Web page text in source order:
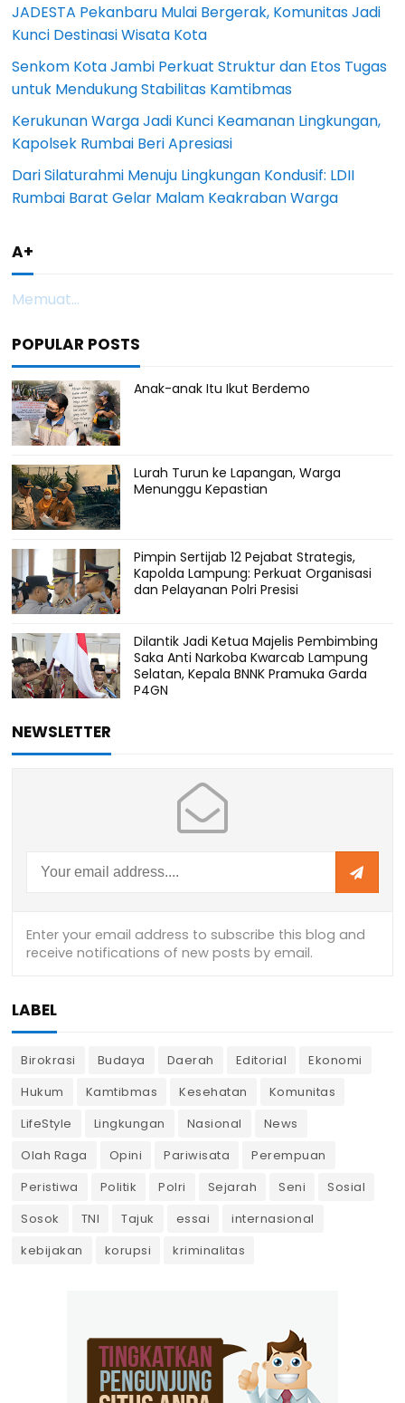
JADESTA Pekanbaru Mulai Bergerak, Komunitas Jadi
Kunci Destinasi Wisata Kota
Senkom Kota Jambi Perkuat Struktur dan Etos Tugas
untuk Mendukung Stabilitas Kamtibmas
Kerukunan Warga Jadi Kunci Keamanan Lingkungan,
Kapolsek Rumbai Beri Apresiasi
Dari Silaturahmi Menuju Lingkungan Kondusif: LDII
Rumbai Barat Gelar Malam Keakraban Warga
A+
Memuat...
POPULAR POSTS
Anak-anak Itu Ikut Berdemo
Lurah Turun ke Lapangan, Warga
Menunggu Kepastian
Pimpin Sertijab 12 Pejabat Strategis,
Kapolda Lampung: Perkuat Organisasi
dan Pelayanan Polri Presisi
Dilantik Jadi Ketua Majelis Pembimbing
Saka Anti Narkoba Kwarcab Lampung
Selatan, Kepala BNNK Pramuka Garda
P4GN
NEWSLETTER
LABEL
Birokrasi Budaya Daerah Editorial
Ekonomi
Hukum
Kamtibmas Kesehatan
Komunitas
LifeStyle
Lingkungan Nasional
News
Olah Raga
Opini Pariwisata
Perempuan
Peristiwa
Politik Polri Sejarah Seni
Sosial
Sosok
TNI Tajuk essai
internasional
kebijakan
korupsi kriminalitas